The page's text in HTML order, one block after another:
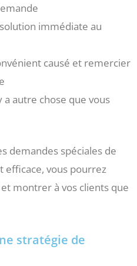
immédiate au
causé et remercier
a autre chose que vous
demandes spéciales de
efficace, vous pourrez
montrer à vos clients que
stratégie de